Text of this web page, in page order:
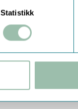
Statistikk